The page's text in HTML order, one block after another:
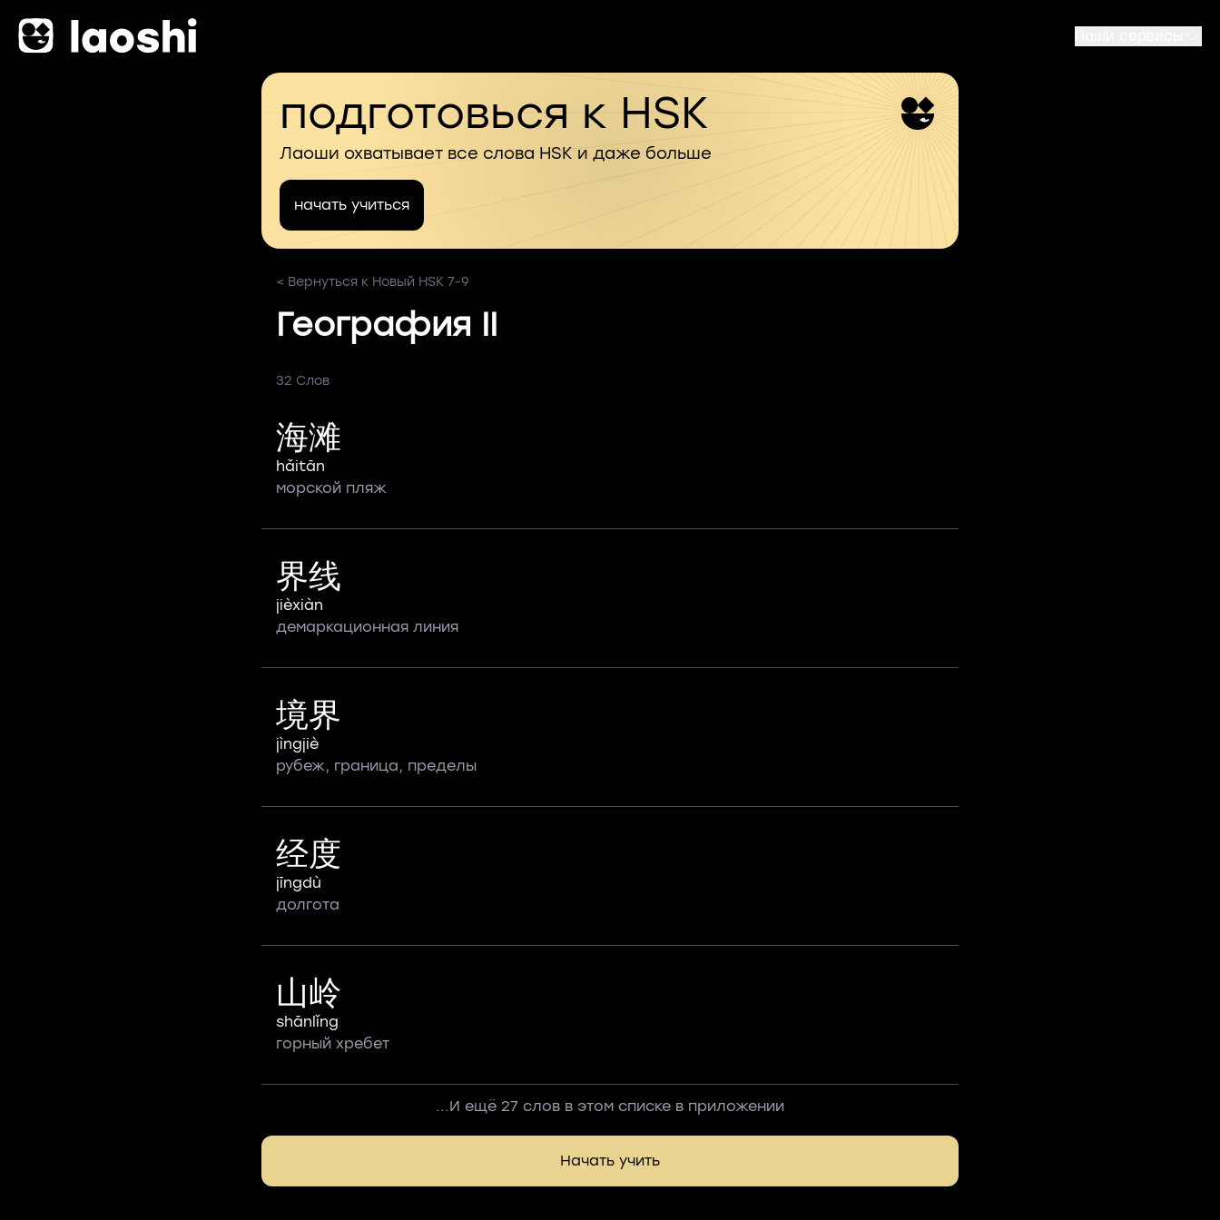
подготовься к HSK
Лаоши охватывает все слова HSK и даже больше
начать учиться
< Вернуться к Новый HSK 7-9
География II
32 Слов
海滩
hǎitān
морской пляж
界线
jièxiàn
демаркационная линия
境界
jìngjiè
рубеж, граница, пределы
经度
jīngdù
долгота
山岭
shānlǐng
горный хребет
...И ещё 27 слов в этом списке в приложении
Начать учить